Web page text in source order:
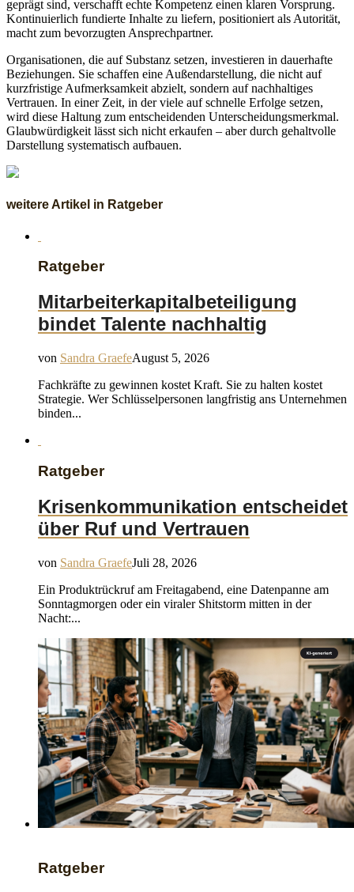
geprägt sind, verschafft echte Kompetenz einen klaren Vorsprung.
Kontinuierlich fundierte Inhalte zu liefern, positioniert als Autorität,
macht zum bevorzugten Ansprechpartner.
Organisationen, die auf Substanz setzen, investieren in dauerhafte
Beziehungen. Sie schaffen eine Außendarstellung, die nicht auf
kurzfristige Aufmerksamkeit abzielt, sondern auf nachhaltiges
Vertrauen. In einer Zeit, in der viele auf schnelle Erfolge setzen,
wird diese Haltung zum entscheidenden Unterscheidungsmerkmal.
Glaubwürdigkeit lässt sich nicht erkaufen – aber durch gehaltvolle
Darstellung systematisch aufbauen.
weitere Artikel in Ratgeber
Ratgeber
Mitarbeiterkapitalbeteiligung
bindet Talente nachhaltig
von Sandra GraefeAugust 5, 2026
Fachkräfte zu gewinnen kostet Kraft. Sie zu halten kostet
Strategie. Wer Schlüsselpersonen langfristig ans Unternehmen
binden...
Ratgeber
Krisenkommunikation entscheidet
über Ruf und Vertrauen
von Sandra GraefeJuli 28, 2026
Ein Produktrückruf am Freitagabend, eine Datenpanne am
Sonntagmorgen oder ein viraler Shitstorm mitten in der
Nacht:...
Ratgeber